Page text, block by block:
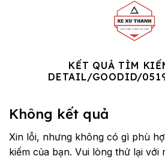
KẾT QUẢ TÌM
DETAIL/GOODID/
Không kết quả
Xin lỗi, nhưng không có gì phù
kiếm của bạn. Vui lòng thử lại với